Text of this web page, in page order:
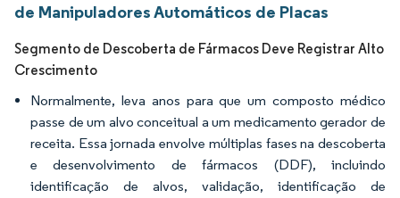
de Manipuladores Automáticos de Placas
Segmento de Descoberta de Fármacos Deve Registrar Alto
Crescimento
Normalmente, leva anos para que um composto médico
passe de um alvo conceitual a um medicamento gerador de
receita. Essa jornada envolve múltiplas fases na descoberta
e desenvolvimento de fármacos (DDF), incluindo
identificação de alvos, validação, identificação de